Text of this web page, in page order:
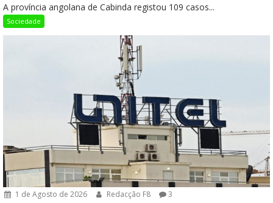
A província angolana de Cabinda registou 109 casos...
Sociedade
1 de Agosto de 2026 Redacção F8 3